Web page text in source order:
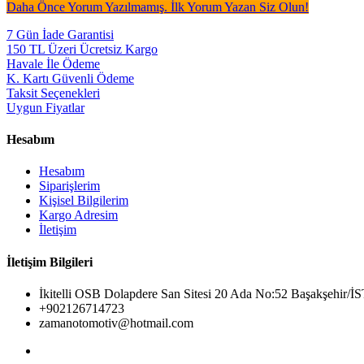
Daha Önce Yorum Yazılmamış. İlk Yorum Yazan Siz Olun!
7 Gün İade Garantisi
150 TL Üzeri Ücretsiz Kargo
Havale İle Ödeme
K. Kartı Güvenli Ödeme
Taksit Seçenekleri
Uygun Fiyatlar
Hesabım
Hesabım
Siparişlerim
Kişisel Bilgilerim
Kargo Adresim
İletişim
İletişim Bilgileri
İkitelli OSB Dolapdere San Sitesi 20 Ada No:52 Başakşehir/
+902126714723
zamanotomotiv@hotmail.com